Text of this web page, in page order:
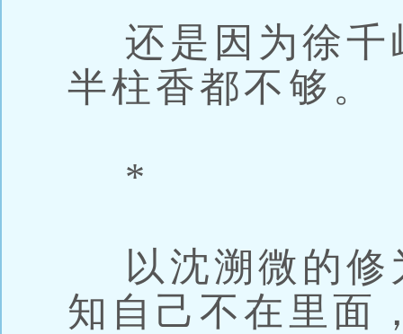
还是因为徐千
半柱香都不够。
*
以沈溯微的修
知自己不在里面